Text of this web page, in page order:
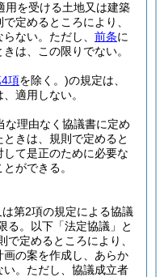
用を受ける土地又は建築
定めるところにより、
ない。 ただし、 前条に
は、この限りでない。
項を除く。)の規定は、
適用しない。
な理由なく協議書に定め
きは、規則で定めると
て是正のために必要な
ができる。
第2項の規定による協議
る。以下「法定協議」と
で定めるところにより、
の案を作成し、あらか
。 ただし、協議成立者